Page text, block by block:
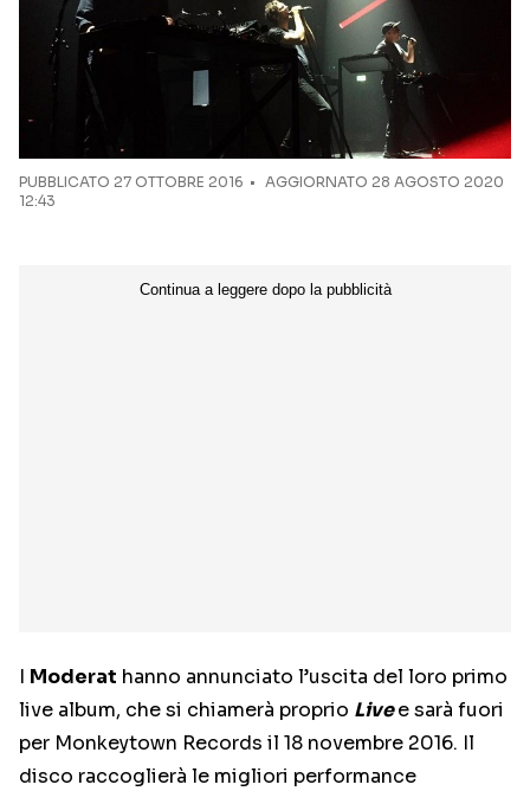
PUBBLICATO 27 OTTOBRE 2016
AGGIORNATO 28 AGOSTO 2020
12:43
I Moderat hanno annunciato l’uscita del loro primo
live album, che si chiamerà proprio Livee sarà fuori
per Monkeytown Records il 18 novembre 2016. Il
disco raccoglierà le migliori performance